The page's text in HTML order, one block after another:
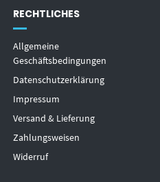
RECHTLICHES
Allgemeine
Geschäftsbedingungen
Datenschutzerklärung
Impressum
Versand & Lieferung
Zahlungsweisen
Widerruf